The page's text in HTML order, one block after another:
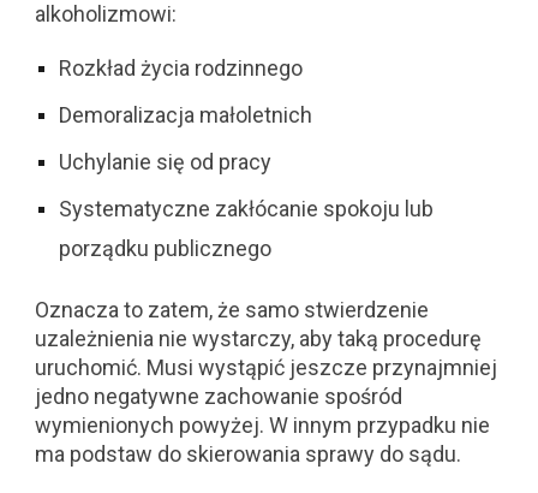
alkoholizmowi:
Rozkład życia rodzinnego
Demoralizacja małoletnich
Uchylanie się od pracy
Systematyczne zakłócanie spokoju lub
porządku publicznego
Oznacza to zatem, że samo stwierdzenie
uzależnienia nie wystarczy, aby taką procedurę
uruchomić. Musi wystąpić jeszcze przynajmniej
jedno negatywne zachowanie spośród
wymienionych powyżej. W innym przypadku nie
ma podstaw do skierowania sprawy do sądu.